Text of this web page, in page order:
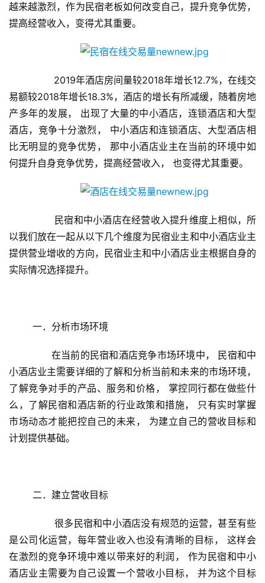
越来越激烈，作为民宿老板如何改变自己，提升竞争优势，
提高经营收入，变得尤其重要。
易额较2018年增长18.3%，酒店的增长有所减缓，随着房地
产多年的发展， 出现了大量的中小酒店，连锁酒店和大型
酒店，竞争十分激烈， 中小酒店和连锁酒店、大型酒店相
比无明显的竞争优势， 那中小酒店业主在当前的环境中如
何提升自身竞争优势，提高经营收入， 也变得尤其重要。
以我们放在一起从以下几个维度为民宿业主和中小酒店业主
提供营业增收的方向，民宿业主和中小酒店业主根据自身的
实际情况选择提升。
	一．分析市场环境
小酒店业主需要详细的了解和分析当前和未来的市场环境，
了解竞争对手的产品、服务和价格， 掌控同行都在做些什
么，了解民宿和酒店新的行业政策和措施， 只有实时掌握
市场动态才能把控自己的未来， 为建立自己的营收目标和
计划提供基础。
	二．建立营收目标
是公司化运营，每年营业收入也没有清晰的目标， 这样会
在激烈的竞争环境中难以带来好的利润， 作为民宿和中小
酒店业主需要为自己设置一个营收小目标， 并为这个目标